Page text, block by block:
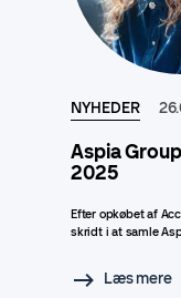
NYHEDER
Aspia
2025
Efter opkøbet af
skridt i at samle
Læs mere